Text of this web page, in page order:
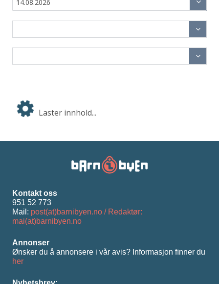
Laster innhold...
Kontakt oss
951 52 773
Mail: post(at)barnibyen.no / Redaktør:
mai(at)barnibyen.no
Annonser
Ønsker du å annonsere i vår avis? Informasjon ﬁnner du
her